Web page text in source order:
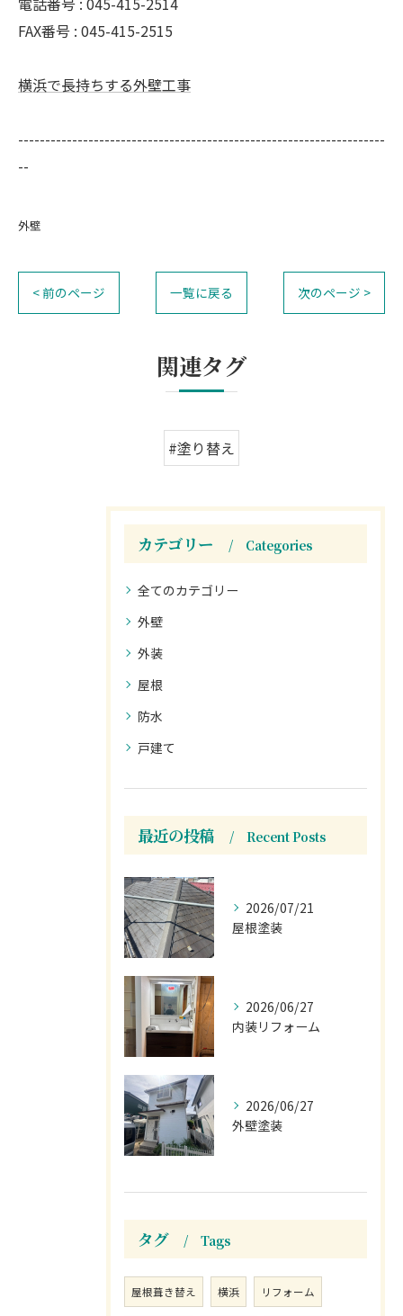
FAX番号 : 045-415-2515
横浜で長持ちする外壁工事
--------------------------------------------------------------------
--
外壁
< 前のページ 一覧に戻る 次のページ >
関連タグ
#塗り替え
カテゴリー Categories
全てのカテゴリー
外壁
外装
屋根
防水
戸建て
最近の投稿 Recent Posts
2026/07/21
屋根塗装
2026/06/27
内装リフォーム
2026/06/27
外壁塗装
タグ Tags
屋根葺き替え 横浜 リフォーム